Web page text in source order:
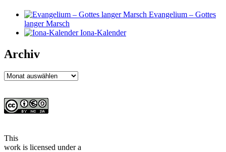
Evangelium – Gottes
langer Marsch
Iona-Kalender
Archiv
Archiv
This
work is licensed under a